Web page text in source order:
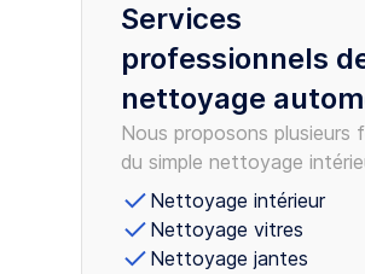
Services
professionnels
nettoyage
Nous proposons
du simple nettoyage
Nettoyage intérieur
Nettoyage vitres
Nettoyage jantes